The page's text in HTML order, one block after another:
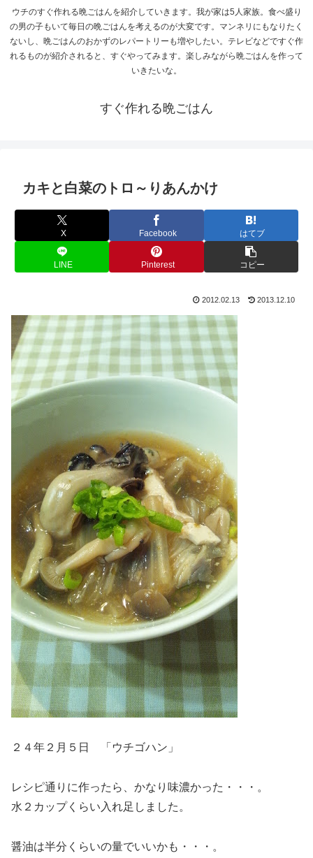
ウチのすぐ作れる晩ごはんを紹介していきます。我が家は5人家族。食べ盛り
の男の子もいて毎日の晩ごはんを考えるのが大変です。マンネリにもなりたく
ないし、晩ごはんのおかずのレパートリーも増やしたい。テレビなどですぐ作
れるものが紹介されると、すぐやってみます。楽しみながら晩ごはんを作って
いきたいな。
すぐ作れる晩ごはん
カキと白菜のトロ～りあんかけ
X Facebook はてブ
LINE Pinterest コピー
2012.02.13 2013.12.10
２４年２月５日 「ウチゴハン」
レシピ通りに作ったら、かなり味濃かった・・・。
水２カップくらい入れ足しました。
醤油は半分くらいの量でいいかも・・・。